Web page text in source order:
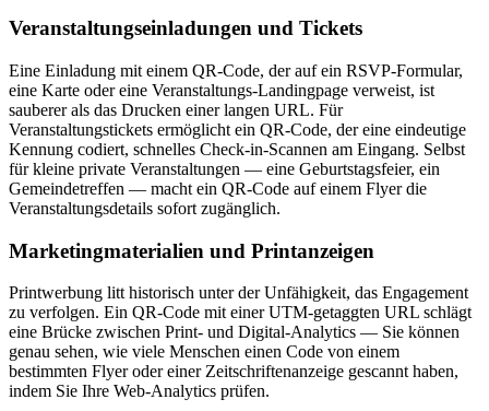
Veranstaltungseinladungen und Tickets
Eine Einladung mit einem QR-Code, der auf ein RSVP-Formular,
eine Karte oder eine Veranstaltungs-Landingpage verweist, ist
sauberer als das Drucken einer langen URL. Für
Veranstaltungstickets ermöglicht ein QR-Code, der eine eindeutige
Kennung codiert, schnelles Check-in-Scannen am Eingang. Selbst
für kleine private Veranstaltungen — eine Geburtstagsfeier, ein
Gemeindetreffen — macht ein QR-Code auf einem Flyer die
Veranstaltungsdetails sofort zugänglich.
Marketingmaterialien und Printanzeigen
Printwerbung litt historisch unter der Unfähigkeit, das Engagement
zu verfolgen. Ein QR-Code mit einer UTM-getaggten URL schlägt
eine Brücke zwischen Print- und Digital-Analytics — Sie können
genau sehen, wie viele Menschen einen Code von einem
bestimmten Flyer oder einer Zeitschriftenanzeige gescannt haben,
indem Sie Ihre Web-Analytics prüfen.